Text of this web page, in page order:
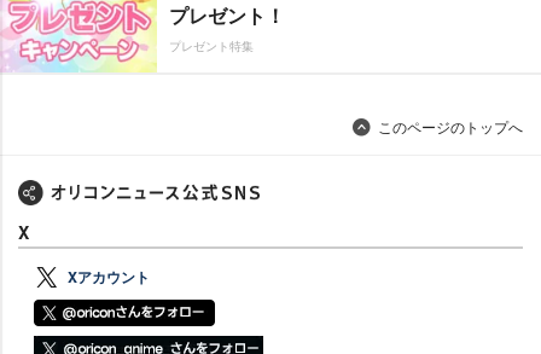
プレゼント！
プレゼント特集
このページのトップへ
X
Xアカウント